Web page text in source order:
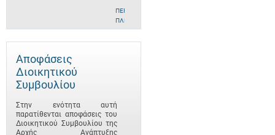
ΠΕΡΙΣΣΌΤΕΡΕΣ
ΠΛΗΡΟΦΟΡΊΕΣ
Αποφάσεις
Διοικητικού
Συμβουλίου
Στην ενότητα αυτή
παρατίθενται αποφάσεις του
Διοικητικού Συμβουλίου της
Αρχής Ανάπτυξης